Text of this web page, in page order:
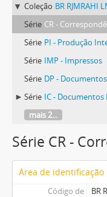
Coleção BR RJMRAHI
Série CR -
Série PI - Produção
Série IMP - Impressos
Série DP -
Série IC -
mais 2...
Série CR -
Área de identificação
Código de
BR